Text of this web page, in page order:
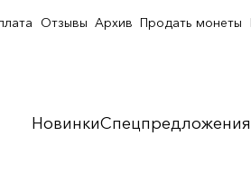
НовинкиСпецпредложения
Отзывы Архив Продать монеты